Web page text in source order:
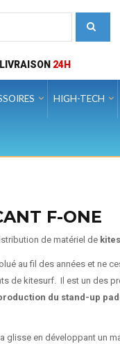
24H
HIGH-TECH
F-ONE
de matériel de
au fil des années et ne
kitesurf. Il est un des
du stand-up
en développant un